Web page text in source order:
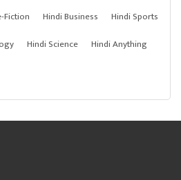
Fiction Hindi Business
Hindi Sports
Hindi Science
Hindi Anything